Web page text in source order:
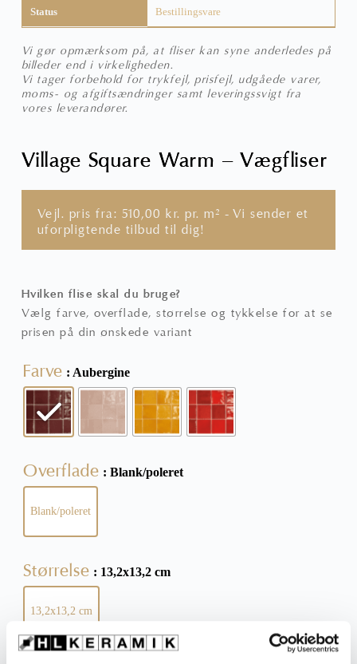
Status Bestillingsvare
Vi gør opmærksom på, at fliser kan syne anderledes på
billeder end i virkeligheden.
Vi tager forbehold for trykfejl, prisfejl, udgåede varer,
moms- og afgiftsændringer samt leveringssvigt fra
vores leverandører.
Village Square Warm – Vægfliser
Vejl. pris fra: 510,00kr. pr. m² - Vi sender et
uforpligtende tilbud til dig!
Hvilken flise skal du bruge?
Vælg farve, overflade, størrelse og tykkelse for at se
prisen på din ønskede variant
Farve : Aubergine
Overflade : Blank/poleret
Blank/poleret
Størrelse : 13,2x13,2 cm
13,2x13,2 cm
Ryd